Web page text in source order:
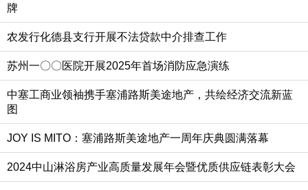
牌
农发行化德县支行开展不法贷款中介排查工作
苏州一〇〇医院开展2025年首场消防应急演练
中塞工商业领袖携手塞浦路斯美途地产，共绘经济交流新蓝
图
JOY IS MITO：塞浦路斯美途地产一周年庆典圆满落幕
2024中山淋浴房产业高质量发展年会暨优质供应链表彰大会